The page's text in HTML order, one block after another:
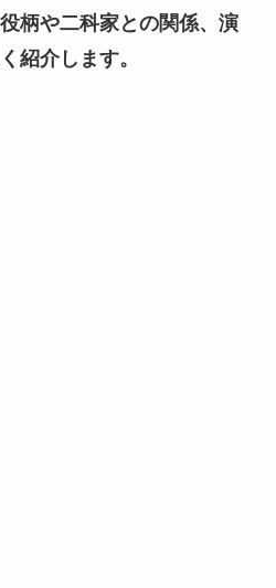
柄や二科家との関係、演
紹介します。